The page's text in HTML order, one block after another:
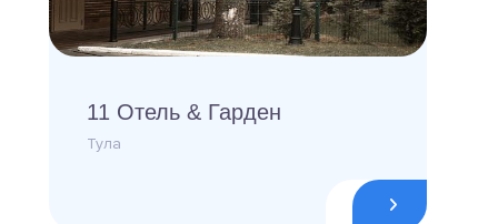
11 Отель & Гарден
Тула